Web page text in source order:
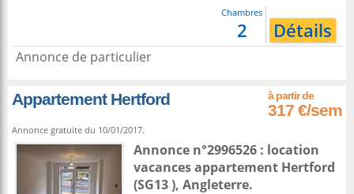
Chambres
2 Détails
Annonce de particulier
Appartement Hertford
317 €/sem
Annonce gratuite du 10/01/2017.
Annonce n°2996526 : location
vacances appartement Hertford
(SG13 ), Angleterre.